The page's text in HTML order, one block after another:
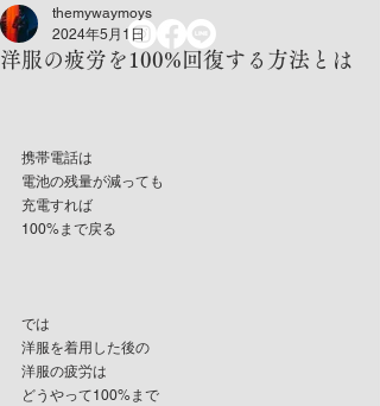
洋服の疲労を100%回復する方法とは
themywaymoys
2024年5月1日
携帯電話は
電池の残量が減っても
充電すれば
100%まで戻る
では
洋服を着用した後の
洋服の疲労は
どうやって100%まで